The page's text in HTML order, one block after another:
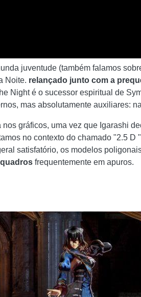
juventude (também falamos
Noite. relançado junto com a
Night é o sucessor espiritual de
mas absolutamente auxiliares:
gráficos, uma vez que Igarashi
no contexto do chamado "2.5 D
satisfatório, os modelos
frequentemente em apuros.